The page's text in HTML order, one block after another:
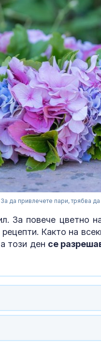
За да привлечете пари, трябва
За повече цветно
Както на
този ден се